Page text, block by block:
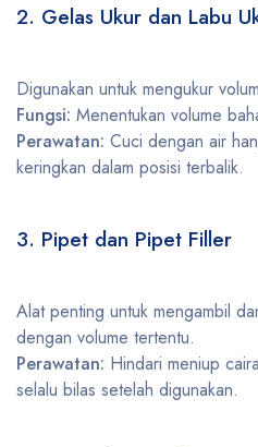
2. Gelas Ukur dan Labu
Digunakan untuk mengukur
Fungsi: Menentukan volume
Perawatan: Cuci dengan air
keringkan dalam posisi terbalik.
3. Pipet dan Pipet Filler
Alat penting untuk mengambil
dengan volume tertentu.
Perawatan: Hindari meniup
selalu bilas setelah digunakan.